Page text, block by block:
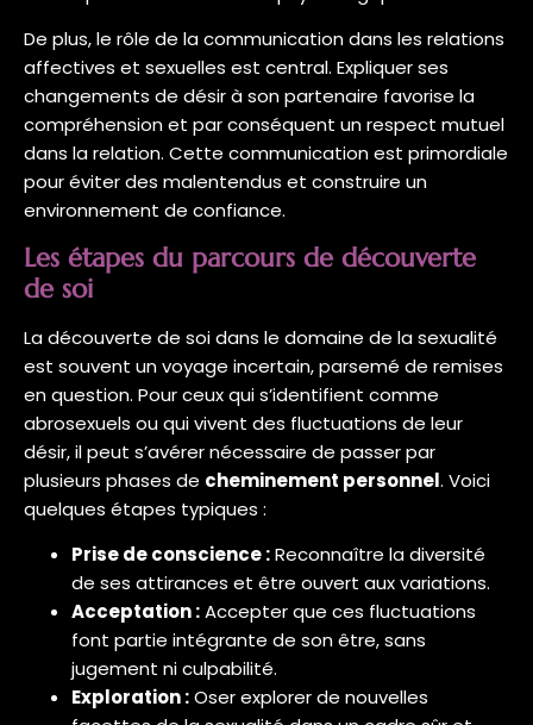
De plus, le rôle de la communication dans les relations
affectives et sexuelles est central. Expliquer ses
changements de désir à son partenaire favorise la
compréhension et par conséquent un respect mutuel
dans la relation. Cette communication est primordiale
pour éviter des malentendus et construire un
environnement de confiance.
Les étapes du parcours de découverte
de soi
La découverte de soi dans le domaine de la sexualité
est souvent un voyage incertain, parsemé de remises
en question. Pour ceux qui s’identifient comme
abrosexuels ou qui vivent des fluctuations de leur
désir, il peut s’avérer nécessaire de passer par
plusieurs phases de cheminement personnel. Voici
quelques étapes typiques :
Prise de conscience :Reconnaître la diversité
de ses attirances et être ouvert aux variations.
Acceptation :Accepter que ces fluctuations
font partie intégrante de son être, sans
jugement ni culpabilité.
Exploration :Oser explorer de nouvelles